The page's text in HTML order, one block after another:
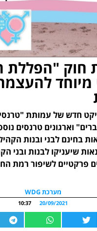
חוק "הפללת
מיוחד
חדש של עמותת
וארגונים טרנסים
בחינם לבני ובנות
שיעניקו לבנות ובני
פרקטיים לשיפור רמת
מערכת WDG
20/09/2021
10:37